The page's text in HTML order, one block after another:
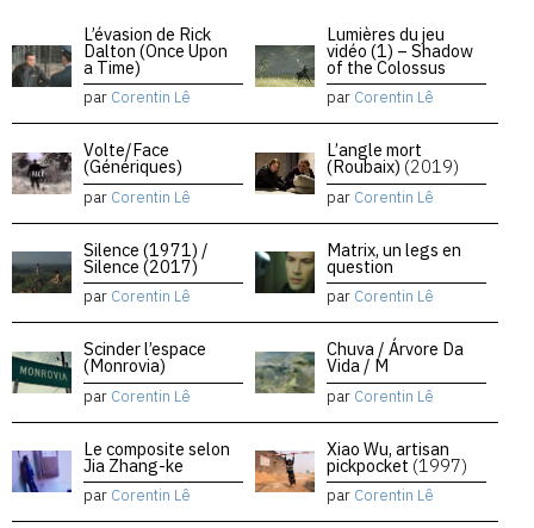
L’évasion de Rick
Dalton (Once Upon
a Time)
par Corentin Lê
Lumières du jeu
vidéo (1) – Shadow
of the Colossus
par Corentin Lê
Volte/Face
(Génériques)
par Corentin Lê
L’angle mort
(Roubaix) (2019)
par Corentin Lê
Silence (1971) /
Silence (2017)
par Corentin Lê
Matrix, un legs en
question
par Corentin Lê
Scinder l’espace
(Monrovia)
par Corentin Lê
Chuva / Árvore Da
Vida / M
par Corentin Lê
Le composite selon
Jia Zhang-ke
par Corentin Lê
Xiao Wu, artisan
pickpocket (1997)
par Corentin Lê